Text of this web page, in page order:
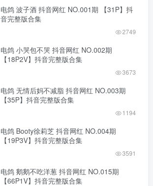
电鸽 波子酒 抖音网红 NO.001期 【31P】抖
音完整版合集
2749
电鸽 小哭包不哭 抖音网红 NO.002期
【18P2V】抖音完整版合集
3673
电鸽 无情后妈不减脂 抖音网红 NO.003期
【35P】抖音完整版合集
1194
电鸽 Booty徐莉芝 抖音网红 NO.004期
【19P3V】抖音完整版合集
3591
电鸽 鹅鹅不吃洋葱 抖音网红 NO.015期
【66P1V】抖音完整版合集